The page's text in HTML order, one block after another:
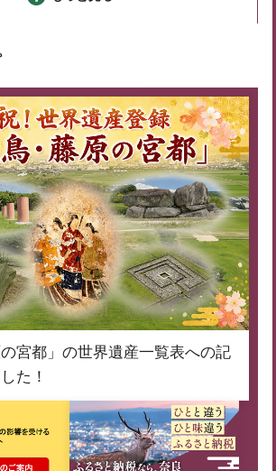
の宮都」の世界遺産一覧表への記
た！